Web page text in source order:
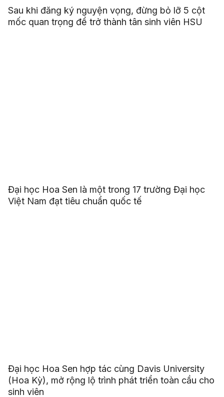
Sau khi đăng ký nguyện vọng, đừng bỏ lỡ 5 cột
mốc quan trọng để trở thành tân sinh viên HSU
Đại học Hoa Sen là một trong 17 trường Đại học
Việt Nam đạt tiêu chuẩn quốc tế
Đại học Hoa Sen hợp tác cùng Davis University
(Hoa Kỳ), mở rộng lộ trình phát triển toàn cầu cho
sinh viên